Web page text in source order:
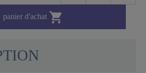
panier d'achat 